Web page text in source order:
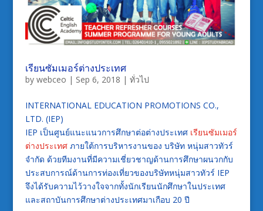
เรียนซัมเมอร์ต่างประเทศ
by webceo | Sep 6, 2018 | ทั่วไป
INTERNATIONAL EDUCATION PROMOTIONS CO.,
LTD. (IEP)
IEP เป็นศูนย์แนะแนวการศึกษาต่อต่างประเทศ เรียนซัมเมอร์
ต่างประเทศภายใต้การบริหารงานของ บริษัท หนุ่มสาวทัวร์
จำกัด ด้วยทีมงานที่มีความเชี่ยวชาญด้านการศึกษาผนวกกับ
ประสบการณ์ด้านการท่องเที่ยวของบริษัทหนุ่มสาวทัวร์ IEP
จึงได้รับความไว้วางใจจากทั้งนักเรียนนักศึกษาในประเทศ
และสถาบันการศึกษาต่างประเทศมาเกือบ 20 ปี